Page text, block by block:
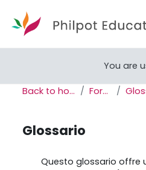
You are
Back to home Forum
Glossario
Questo glossario offre